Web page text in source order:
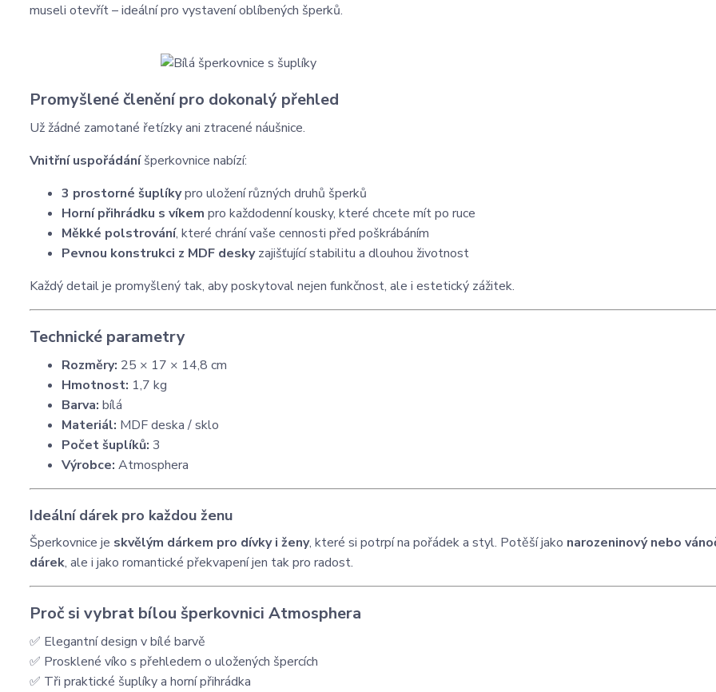
museli otevřít – ideální pro vystavení oblíbených šperků.
Promyšlené členění pro dokonalý přehled
Už žádné zamotané řetízky ani ztracené náušnice.
Vnitřní uspořádáníšperkovnice nabízí:
3 prostorné šuplíkypro uložení různých druhů šperků
Horní přihrádku s víkem pro každodenní kousky, které chcete mít po ruce
Měkké polstrování, které chrání vaše cennosti před poškrábáním
Pevnou konstrukci z MDF deskyzajišťující stabilitu a dlouhou životnost
Každý detail je promyšlený tak, aby poskytoval nejen funkčnost, ale i estetický zážitek.
Technické parametry
Rozměry: 25 × 17 × 14,8 cm
Hmotnost: 1,7 kg
Barva: bílá
Materiál: MDF deska / sklo
Počet šuplíků: 3
Výrobce: Atmosphera
Ideální dárek pro každou ženu
Šperkovnice je skvělým dárkem pro dívky i ženy, které si potrpí na pořádek a styl. Potěší jako narozeninový nebo
dárek, ale i jako romantické překvapení jen tak pro radost.
Proč si vybrat bílou šperkovnici Atmosphera
✅ Elegantní design v bílé barvě
✅ Prosklené víko s přehledem o uložených špercích
✅ Tři praktické šuplíky a horní přihrádka